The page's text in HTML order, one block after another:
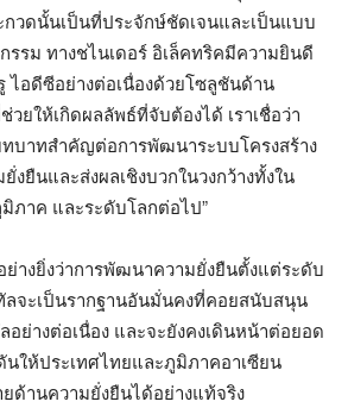
กวดนั้นเป็นที่ประจักษ์ชัดเจนและเป็นแบบ
รรม ทางชไนเดอร์ อิเล็คทริคมีความยินดี
อดีซีอย่างต่อเนื่องด้วยโซลูชันด้าน
วยให้เกิดผลลัพธ์ที่จับต้องได้ เราเชื่อว่า
บาทสำคัญต่อการพัฒนาระบบโครงสร้าง
ยืนและส่งผลเชิงบวกในวงกว้างทั้งใน
ภาค และระดับโลกต่อไป”
างยิ่งว่าการพัฒนาความยั่งยืนตั้งแต่ระดับ
ลจะเป็นรากฐานอันมั่นคงที่คอยสนับสนุน
ย่างต่อเนื่อง และจะยังคงเดินหน้าต่อยอด
ให้ประเทศไทยและภูมิภาคอาเซียน
ด้านความยั่งยืนได้อย่างแท้จริง